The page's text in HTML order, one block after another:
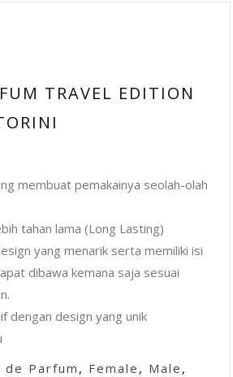
TRAVEL EDITION
membuat pemakainya seolah-olah
tahan lama (Long Lasting)
yang menarik serta memiliki isi
dibawa kemana saja sesuai
dengan design yang unik
de Parfum , Female , Male ,